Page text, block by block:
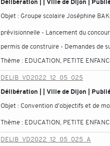
Délibération | | Ville de Dijon |
Objet : Groupe scolaire Joséphine
prévisionnelle - Lancement du
permis de construire - Demandes de
Thème : EDUCATION, PETITE
DELIB_VD2022_12_05_025
Délibération | | Ville de Dijon |
Objet : Convention d'objectifs et de
Thème : EDUCATION, PETITE
DELIB_VD2022_12_05_025_A